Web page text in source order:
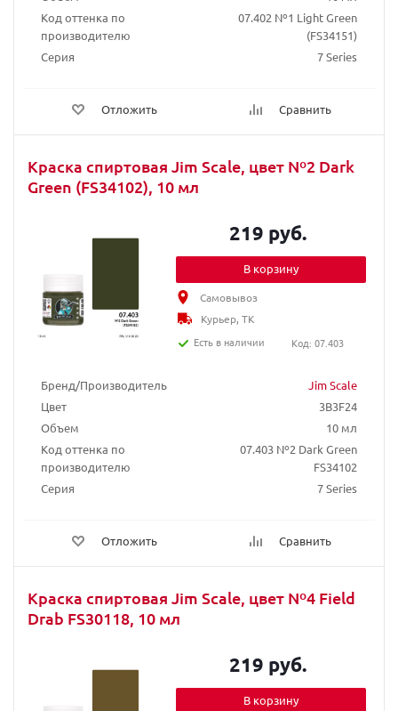
Код оттенка по
производителю
07.402 Nº1 Light Green
(FS34151)
Серия
7 Series
Отложить Сравнить
Краска спиртовая Jim Scale, цвет Nº2 Dark
Green (FS34102), 10 мл
Бренд/Производитель
Jim Scale
Цвет
3B3F24
Объем
10 мл
Код оттенка по
производителю
07.403 Nº2 Dark Green
FS34102
Серия
7 Series
Отложить Сравнить
219 руб.
В корзину
Самовывоз
Курьер, ТК
Есть в наличии
Код: 07.403
Краска спиртовая Jim Scale, цвет Nº4 Field
Drab FS30118, 10 мл
219 руб.
В корзину